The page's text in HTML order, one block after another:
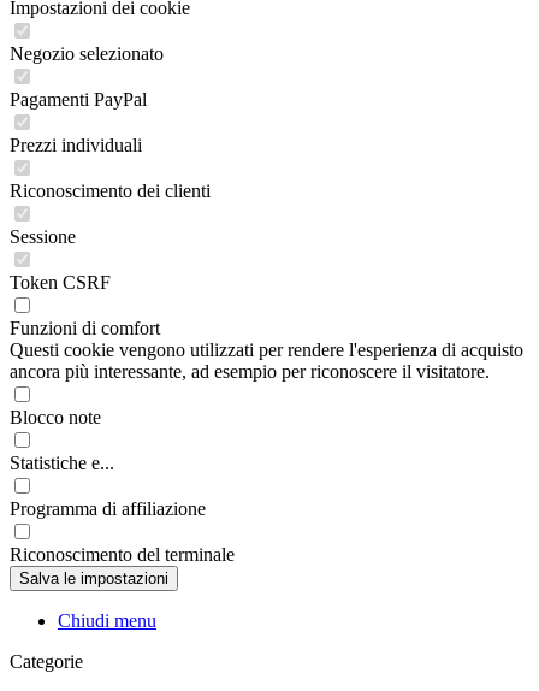
Impostazioni dei cookie
Negozio selezionato
Pagamenti PayPal
Prezzi individuali
Riconoscimento dei clienti
Sessione
Token CSRF
Funzioni di comfort
Questi cookie vengono utilizzati per rendere l'esperienza di acquisto
ancora più interessante, ad esempio per riconoscere il visitatore.
Blocco note
Statistiche e...
Programma di affiliazione
Riconoscimento del terminale
Chiudi menu
Categorie